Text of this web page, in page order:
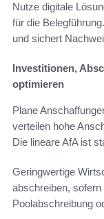
Nutze digitale
für die
und sichert
Investitionen,
optimieren
Plane
verteilen hohe
Die lineare AfA ist
Geringwertige
abschreiben,
Poolabschreibung